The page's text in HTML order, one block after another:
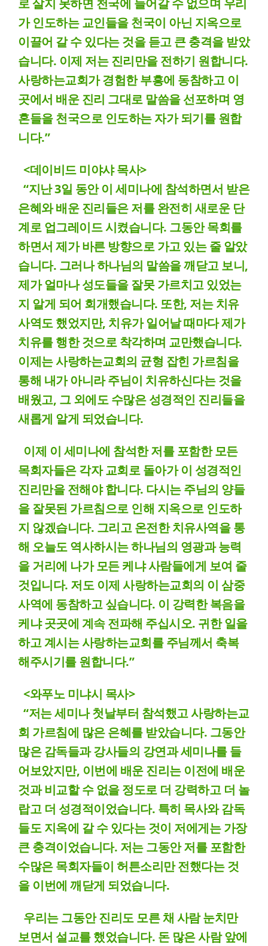
로 살지 못하면 천국에 들어갈 수 없으며 우리
가 인도하는 교인들을 천국이 아닌 지옥으로
이끌어 갈 수 있다는 것을 듣고 큰 충격을 받았
습니다. 이제 저는 진리만을 전하기 원합니다.
사랑하는교회가 경험한 부흥에 동참하고 이
곳에서 배운 진리 그대로 말씀을 선포하며 영
혼들을 천국으로 인도하는 자가 되기를 원합
니다.”
<데이비드 미야샤 목사>
“지난 3일 동안 이 세미나에 참석하면서 받은
은혜와 배운 진리들은 저를 완전히 새로운 단
계로 업그레이드 시켰습니다. 그동안 목회를
하면서 제가 바른 방향으로 가고 있는 줄 알았
습니다. 그러나 하나님의 말씀을 깨닫고 보니,
제가 얼마나 성도들을 잘못 가르치고 있었는
지 알게 되어 회개했습니다. 또한, 저는 치유
사역도 했었지만, 치유가 일어날 때마다 제가
치유를 행한 것으로 착각하며 교만했습니다.
이제는 사랑하는교회의 균형 잡힌 가르침을
통해 내가 아니라 주님이 치유하신다는 것을
배웠고, 그 외에도 수많은 성경적인 진리들을
새롭게 알게 되었습니다.
이제 이 세미나에 참석한 저를 포함한 모든
목회자들은 각자 교회로 돌아가 이 성경적인
진리만을 전해야 합니다. 다시는 주님의 양들
을 잘못된 가르침으로 인해 지옥으로 인도하
지 않겠습니다. 그리고 온전한 치유사역을 통
해 오늘도 역사하시는 하나님의 영광과 능력
을 거리에 나가 모든 케냐 사람들에게 보여 줄
것입니다. 저도 이제 사랑하는교회의 이 삼중
사역에 동참하고 싶습니다. 이 강력한 복음을
케냐 곳곳에 계속 전파해 주십시오. 귀한 일을
하고 계시는 사랑하는교회를 주님께서 축복
해주시기를 원합니다.”
<와푸노 미냐시 목사>
“저는 세미나 첫날부터 참석했고 사랑하는교
회 가르침에 많은 은혜를 받았습니다. 그동안
많은 감독들과 강사들의 강연과 세미나를 들
어보았지만, 이번에 배운 진리는 이전에 배운
것과 비교할 수 없을 정도로 더 강력하고 더 놀
랍고 더 성경적이었습니다. 특히 목사와 감독
들도 지옥에 갈 수 있다는 것이 저에게는 가장
큰 충격이었습니다. 저는 그동안 저를 포함한
수많은 목회자들이 허튼소리만 전했다는 것
을 이번에 깨닫게 되었습니다.
우리는 그동안 진리도 모른 채 사람 눈치만
보면서 설교를 했었습니다. 돈 많은 사람 앞에